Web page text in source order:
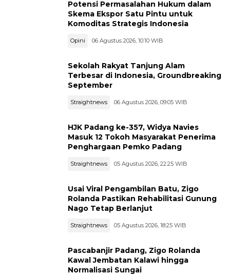
Potensi Permasalahan Hukum dalam
Skema Ekspor Satu Pintu untuk
Komoditas Strategis Indonesia
Opini 06 Agustus 2026, 10:10 WIB
Sekolah Rakyat Tanjung Alam
Terbesar di Indonesia, Groundbreaking
September
Straightnews 06 Agustus 2026, 09:05 WIB
HJK Padang ke-357, Widya Navies
Masuk 12 Tokoh Masyarakat Penerima
Penghargaan Pemko Padang
Straightnews 05 Agustus 2026, 22:25 WIB
Usai Viral Pengambilan Batu, Zigo
Rolanda Pastikan Rehabilitasi Gunung
Nago Tetap Berlanjut
Straightnews 05 Agustus 2026, 18:25 WIB
Pascabanjir Padang, Zigo Rolanda
Kawal Jembatan Kalawi hingga
Normalisasi Sungai